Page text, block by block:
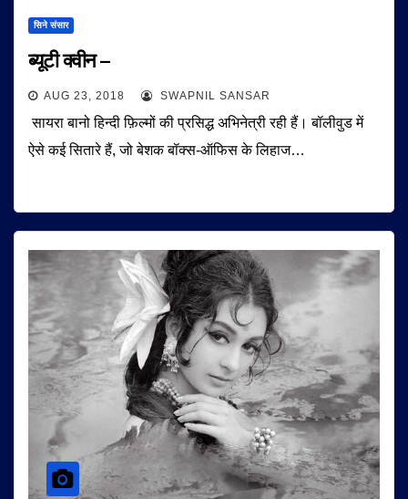
सिने संसार
ब्यूटी क्वीन –
AUG 23, 2018 SWAPNIL SANSAR
सायरा बानो हिन्दी फ़िल्मों की प्रसिद्ध अभिनेत्री रही हैं। बॉलीवुड में
ऐसे कई सितारे हैं, जो बेशक बॉक्स-ऑफिस के लिहाज…